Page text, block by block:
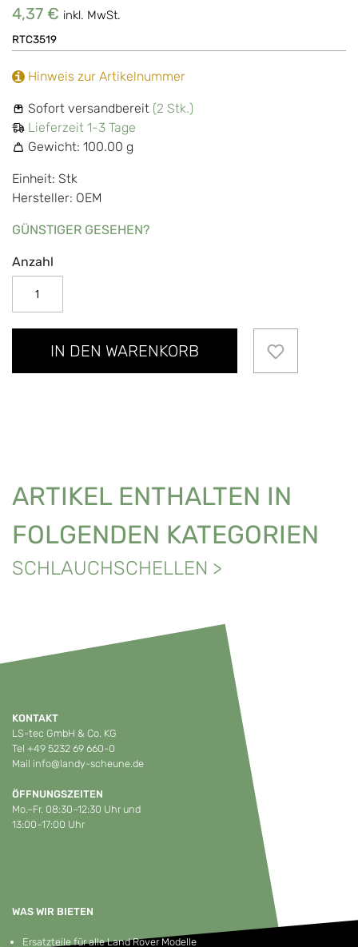
4,37 € inkl. MwSt.
RTC3519
Sofort versandbereit (2 Stk.)
Lieferzeit 1-3 Tage
Gewicht: 100.00 g
Einheit: Stk
Hersteller: OEM
GÜNSTIGER GESEHEN?
Hinweis zur Artikelnummer
Anzahl
IN DEN WARENKORB
ARTIKEL ENTHALTEN IN
FOLGENDEN KATEGORIEN
SCHLAUCHSCHELLEN >
KONTAKT
LS-tec GmbH & Co. KG
Tel +49 5232 69 660-0
Mail info@landy-scheune.de
ÖFFNUNGSZEITEN
Mo.–Fr. 08:30–12:30 Uhr und
13:00–17:00 Uhr
WAS WIR BIETEN
Ersatzteile für alle Land Rover Modelle